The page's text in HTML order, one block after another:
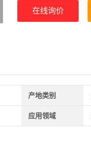
在线询价
产地类别
应用领域